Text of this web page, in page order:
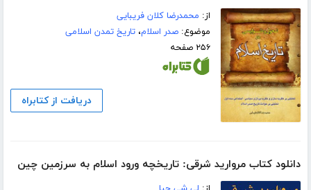
از: محمدرضا کلان فریبایی
موضوع:صدر اسلام،تاریخ تمدن اسلامی
۲۵۶ صفحه
دریافت از کتابراه
دانلود کتاب مروارید شرقی: تاریخچه ورود اسلام به سرزمین چین